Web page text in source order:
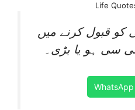
Life
کو قبول کرنے میں
سی ہو یا بڑی۔
WhatsApp